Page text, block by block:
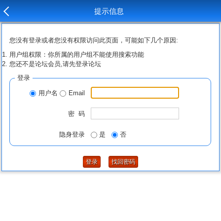
提示信息
您没有登录或者您没有权限访问此页面，可能如下几个原因:
用户组权限：你所属的用户组不能使用搜索功能
您还不是论坛会员,请先登录论坛
登录
用户名 Email
密 码
隐身登录 是 否